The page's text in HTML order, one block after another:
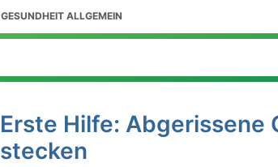
GESUNDHEIT ALLGEMEIN
Erste Hilfe: Abgerissene
stecken